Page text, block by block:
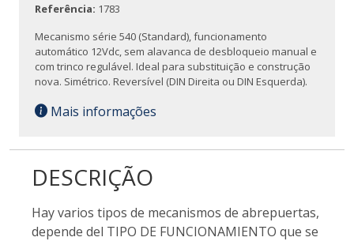
Referência: 1783
Mecanismo série 540 (Standard), funcionamento
automático 12Vdc, sem alavanca de desbloqueio manual e
com trinco regulável. Ideal para substituição e construção
nova. Simétrico. Reversível (DIN Direita ou DIN Esquerda).
Mais informações
DESCRIÇÃO
Hay varios tipos de mecanismos de abrepuertas,
depende del TIPO DE FUNCIONAMIENTO que se